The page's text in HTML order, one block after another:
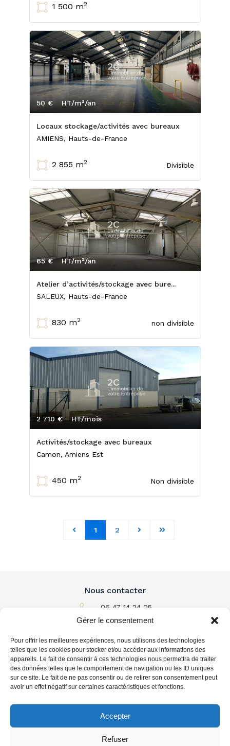
Gérer le consentement
Pour offrir les meilleures expériences, nous utilisons des technologies
telles que les cookies pour stocker et/ou accéder aux informations des
appareils. Le fait de consentir à ces technologies nous permettra de traiter
des données telles que le comportement de navigation ou les ID uniques
sur ce site. Le fait de ne pas consentir ou de retirer son consentement peut
avoir un effet négatif sur certaines caractéristiques et fonctions.
Accepter
Refuser
1 500 m2
Locaux stockage/activités avec bureaux
Divisible
50 € HT/m²/an
AMIENS, Hauts-de-France
2 855 m2
Atelier d’activités/stockage avec bure...
non divisible
65 € HT/m²/an
SALEUX, Hauts-de-France
830 m2
Activités/stockage avec bureaux
Non divisible
2 710 € HT/mois
Camon, Amiens Est
450 m2
1 2
L'immobilier à louer
L'immobilier à acheter
Nous contacter
06 47 14 24 05
Par email